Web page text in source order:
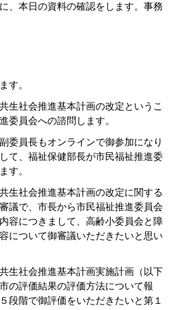
、本日の資料の確認をします。事務
す。
生社会推進基本計画の改定というこ
委員会への諮問します。
委員長もオンラインで御参加になり
て、福祉保健部長が市民福祉推進委
す。
生社会推進基本計画の改定に関する
議で、市長から市民福祉推進委員会
容につきまして、高齢小委員会と障
について御審議いただきたいと思い
生社会推進基本計画実施計画（以下
の評価結果の評価方法について報
段階で御評価をいただきたいと第１